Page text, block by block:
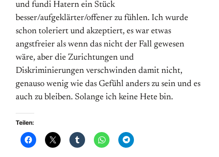
und fundi Hatern ein Stück
besser/aufgeklärter/offener zu fühlen. Ich wurde
schon toleriert und akzeptiert, es war etwas
angstfreier als wenn das nicht der Fall gewesen
wäre, aber die Zurichtungen und
Diskriminierungen verschwinden damit nicht,
genauso wenig wie das Gefühl anders zu sein und es
auch zu bleiben. Solange ich keine Hete bin.
Teilen: